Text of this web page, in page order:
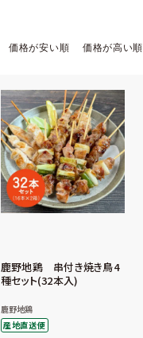
価格が安い順 価格が高い順
鹿野地鶏 串付き焼き鳥4
種セット(32本入)
鹿野地鶏
産地直送便